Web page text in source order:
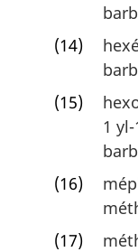
(14)
(15)
1
(16)
(17)